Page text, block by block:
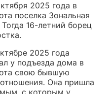
2025 года в
поселка Зональная
16-летний борец
2025 года
у подъезда дома в
свою бывшую
Она пришла